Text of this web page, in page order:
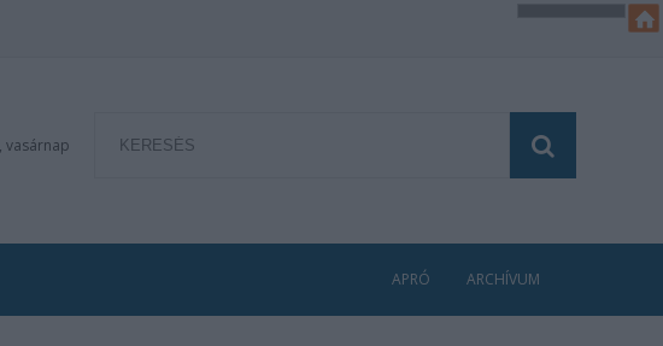
vasárnap
APRÓ ARCHÍVUM